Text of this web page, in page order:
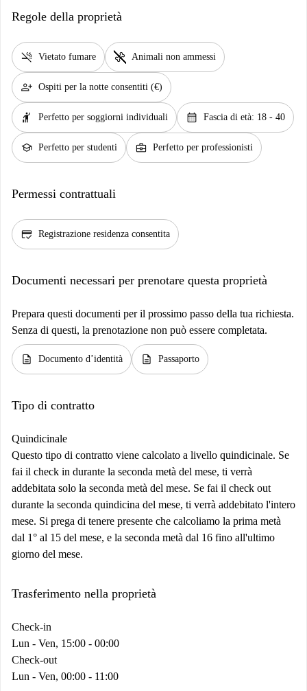
Regole della proprietà
smoke_free Vietato fumare pet_supplies Animali non ammessi
person_add Ospiti per la notte consentiti (€)
hail Perfetto per soggiorni individuali calendar_month Fascia di età: 18 - 40
school Perfetto per studenti business_center Perfetto per professionisti
Permessi contrattuali
credit_score Registrazione residenza consentita
Documenti necessari per prenotare questa proprietà
Prepara questi documenti per il prossimo passo della tua richiesta.
Senza di questi, la prenotazione non può essere completata.
description Documento d’identità description Passaporto
Tipo di contratto
Quindicinale
Questo tipo di contratto viene calcolato a livello quindicinale. Se
fai il check in durante la seconda metà del mese, ti verrà
addebitata solo la seconda metà del mese. Se fai il check out
durante la seconda quindicina del mese, ti verrà addebitato l'intero
mese. Si prega di tenere presente che calcoliamo la prima metà
dal 1° al 15 del mese, e la seconda metà dal 16 fino all'ultimo
giorno del mese.
Trasferimento nella proprietà
Check-in
Lun - Ven, 15:00 - 00:00
Check-out
Lun - Ven, 00:00 - 11:00